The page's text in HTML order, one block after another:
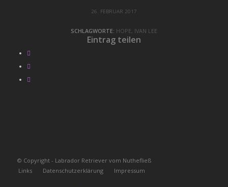
26. FEBRUAR 2017
SCHLAGWORTE: HOPE, IVAN LEE
Eintrag teilen
© Copyright - Labrador Retriever vom Nuthefließ
Links
Datenschutzerklärung Impressum